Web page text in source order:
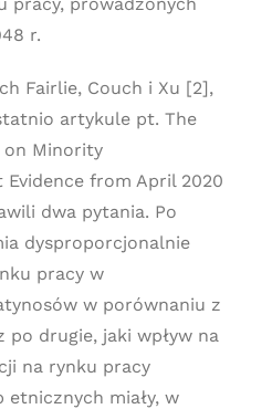
r.
Fairlie, Couch i Xu [2],
artykule pt. The
on Minority
from April 2020
dwa pytania. Po
dysproporcjonalnie
pracy w
w porównaniu z
po drugie, jaki wpływ na
na rynku pracy
etnicznych miały, w